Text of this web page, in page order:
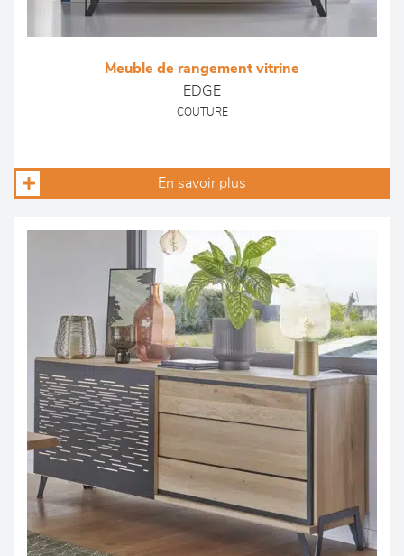
Meuble de rangement vitrine
EDGE
COUTURE
En savoir plus